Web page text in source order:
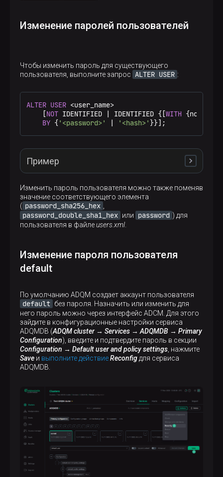
Изменение паролей пользователей
Чтобы изменить пароль для существующего
пользователя, выполните запрос ALTER USER :
ALTER USER <user_name>
    [
NOT IDENTIFIED | IDENTIFIED {[WITH
BY {'<password>' | '<hash>' }}];
Пример
Измените пароль пользователя mary
следующий запрос:
ADQM сгенерирует хеш для нового пароля, добавив
к нему произвольную строку SALT:
ALTER USER mary IDENTIFIED WITH sha256_hash BY
Query id: 6adb558b-3370-4829-9a60-f8264d366a00
Ok.
0 rows in set. Elapsed: 0.001 sec.
Теперь, чтобы подключаться к ADQM от имени
пользователя mary , нужно использовать новый
пароль test
clickhouse-client --user mary --password
Изменить пароль пользователя можно также поменяв
значение соответствующего элемента
( password_sha256_hex
password_double_sha1_hex или password ) для
пользователя в файлеusers.xml
Изменение пароля пользователя
default
По умолчанию ADQM создает аккаунт пользователя
default без пароля. Назначить или изменить для
него пароль можно через интерфейс ADCM. Для этого
зайдите в конфигурационные настройки сервиса
ADQMDB (ADQM cluster → Services → ADQMDB → Primary
Configuration), введите и подтвердите пароль в секции
Configuration → Default user and policy settings , нажмите
Save и выполните действиеReconfig для сервиса
ADQMDB.